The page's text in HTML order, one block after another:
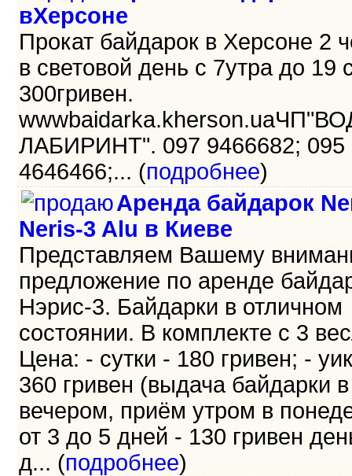
вХерсоне
Прокат байдарок в Херсоне 2
в световой день с 7утра до 19
300гривен.
ЛАБИРИНТ". 097 9466682; 095
4646466;... (подробнее)
Аренда байдарок
Neris-3 Alu в Киеве
Представляем Вашему
предложение по аренде
Нэрис-3. Байдарки в отличном
состоянии. В комплекте с 3
Цена: - сутки - 180 гривен; -
360 гривен (выдача байдарки
вечером, приём утром в
от 3 до 5 дней - 130 гривен
д... (подробнее)